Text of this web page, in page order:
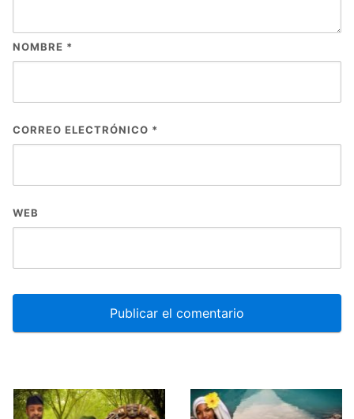
NOMBRE *
CORREO ELECTRÓNICO *
WEB